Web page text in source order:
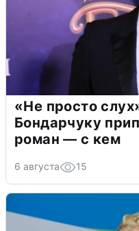
«Не просто
Бондарчуку
роман — с кем
6 августа 15